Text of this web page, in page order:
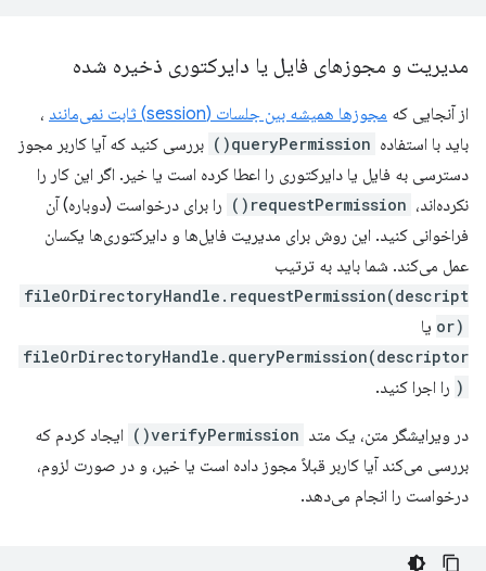
مدیریت و مجوزهای فایل یا دایرکتوری ذخیره شده
از آنجایی که مجوزها همیشه بین جلسات (session) ثابت نمی‌مانند
،
باید با استفاده queryPermission()
بررسی کنید که آیا کاربر مجوز
دسترسی به فایل یا دایرکتوری را اعطا کرده است یا خیر. اگر این کار را
نکرده‌اند، requestPermission()
را برای درخواست (دوباره) آن
فراخوانی کنید. این روش برای مدیریت فایل‌ها و دایرکتوری‌ها یکسان
عمل می‌کند. شما باید به ترتیب
fileOrDirectoryHandle.requestPermission(descript
or) یا
fileOrDirectoryHandle.queryPermission(descriptor
) را اجرا کنید.
در ویرایشگر متن، یک متد verifyPermission()
ایجاد کردم که
بررسی می‌کند آیا کاربر قبلاً مجوز داده است یا خیر، و در صورت لزوم،
درخواست را انجام می‌دهد.